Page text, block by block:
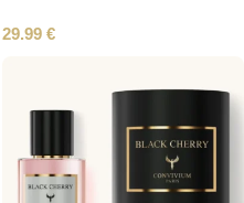
29.99 €